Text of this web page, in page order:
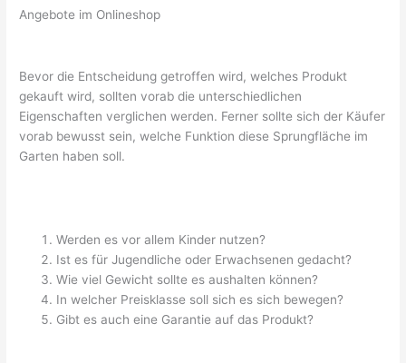
Angebote im Onlineshop
Bevor die Entscheidung getroffen wird, welches Produkt
gekauft wird, sollten vorab die unterschiedlichen
Eigenschaften verglichen werden. Ferner sollte sich der Käufer
vorab bewusst sein, welche Funktion diese Sprungfläche im
Garten haben soll.
Werden es vor allem Kinder nutzen?
Ist es für Jugendliche oder Erwachsenen gedacht?
Wie viel Gewicht sollte es aushalten können?
In welcher Preisklasse soll sich es sich bewegen?
Gibt es auch eine Garantie auf das Produkt?